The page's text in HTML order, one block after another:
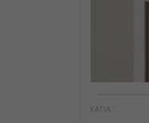
KATIA